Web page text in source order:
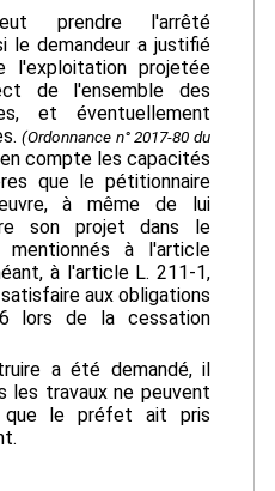
prendre l'arrêté
le demandeur a justifié
l'exploitation projetée
de l'ensemble des
et éventuellement
(Ordonnance n° 2017-80 du
compte les capacités
que le pétitionnaire
à même de lui
son projet dans le
à l'article
à l'article L. 211-1,
aux obligations
lors de la cessation
a été demandé, il
les travaux ne peuvent
que le préfet ait pris